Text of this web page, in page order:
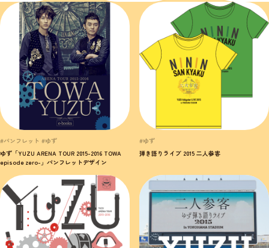
#パンフレット #ゆず
ゆず「YUZU ARENA TOUR 2015-2016 TOWA
episode zero-」パンフレットデザイン
#ゆず
弾き語りライブ 2015 二人参客